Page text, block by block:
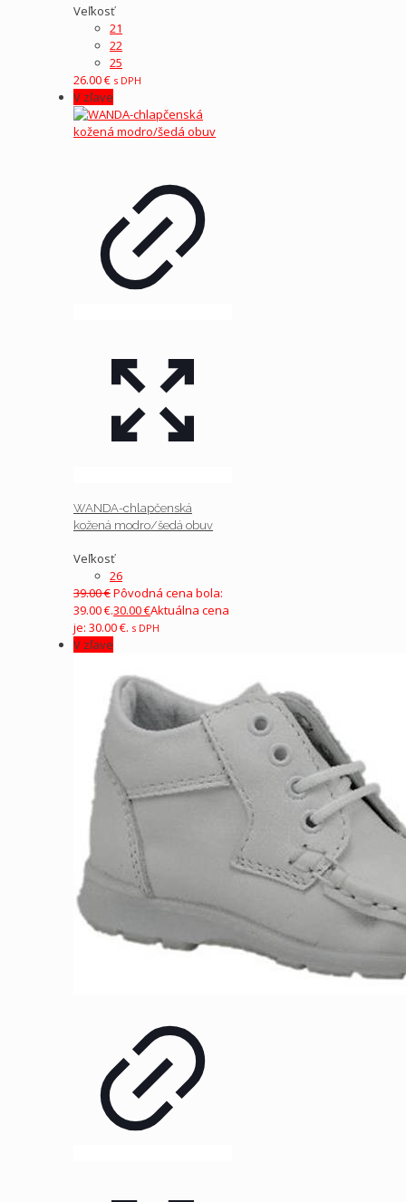
Veľkosť
21
22
25
26.00€ s DPH
V zľave
WANDA-chlapčenská
kožená modro/šedá obuv
Veľkosť
26
39.00€Pôvodná cena bola:
39.00 €.30.00€Aktuálna cena
je: 30.00 €. s DPH
V zľave